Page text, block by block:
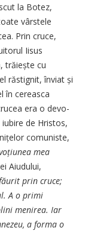
la Botez,
vârstele
Prin cruce,
Iisus
trăiește cu
răstignit, înviat și
în cereasca
era o devo­
de Hristos,
comuniste,
mea
Aiudului,
prin cruce;
A o primi
menirea. Iar
a forma o